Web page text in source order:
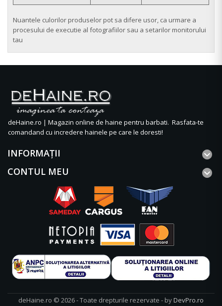
Nuantele culorilor produselor pot sa difere usor, ca urmare a
procesului de executie al fotografiilor sau a setarilor monitorului
tau
deHaine.ro | Magazin online de haine pentru barbati. Rasfata-te
comandand cu incredere hainele pe care le doresti!
INFORMAŢII
CONTUL MEU
deHaine.ro © 2026 - Toate drepturile rezervate - byDevPro.ro